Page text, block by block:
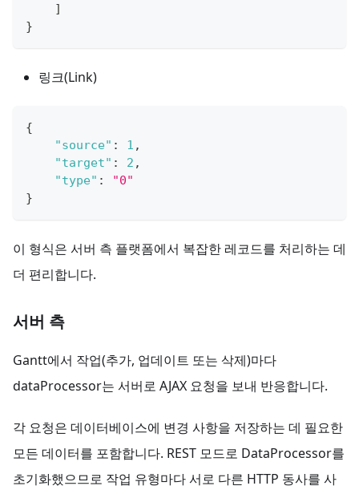
]
}
링크(Link)
{
"source" : 1 ,
"target" : 2 ,
"type" :
"0"
}
이 형식은 서버 측 플랫폼에서 복잡한 레코드를 처리하는 데
더 편리합니다.
서버 측
Gantt에서 작업(추가, 업데이트 또는 삭제)마다
dataProcessor는 서버로 AJAX 요청을 보내 반응합니다.
각 요청은 데이터베이스에 변경 사항을 저장하는 데 필요한
모든 데이터를 포함합니다. REST 모드로 DataProcessor를
초기화했으므로 작업 유형마다 서로 다른 HTTP 동사를 사